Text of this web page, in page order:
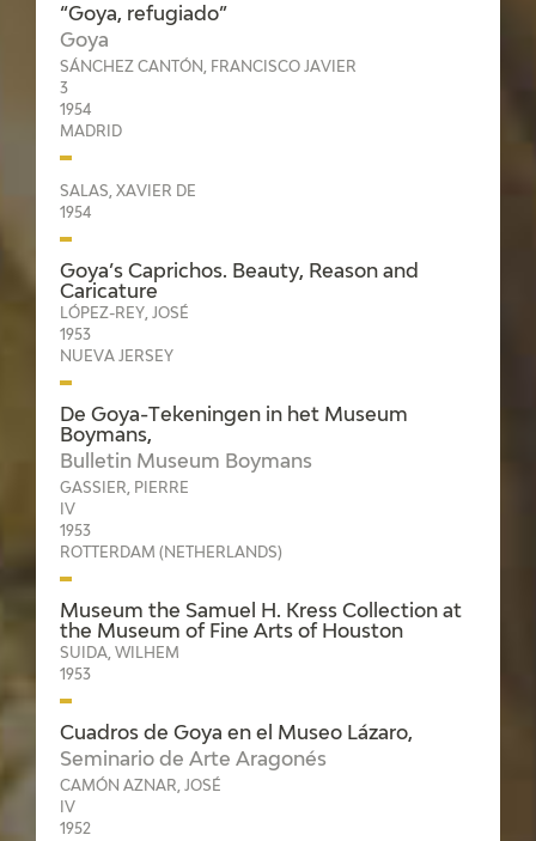
“Goya, refugiado”
Goya
SÁNCHEZ CANTÓN, FRANCISCO JAVIER
3
1954
MADRID
SALAS, XAVIER DE
1954
Goya’s Caprichos. Beauty, Reason and
Caricature
LÓPEZ-REY, JOSÉ
1953
NUEVA JERSEY
De Goya-Tekeningen in het Museum
Boymans,
Bulletin Museum Boymans
GASSIER, PIERRE
IV
1953
ROTTERDAM (NETHERLANDS)
Museum the Samuel H. Kress Collection at
the Museum of Fine Arts of Houston
SUIDA, WILHEM
1953
Cuadros de Goya en el Museo Lázaro,
Seminario de Arte Aragonés
CAMÓN AZNAR, JOSÉ
IV
1952